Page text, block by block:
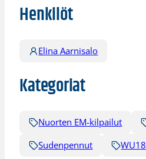
Henkilöt
Elina Aarnisalo
Kategoriat
Nuorten EM-kilpailut
Sudenpennut
WU18